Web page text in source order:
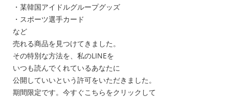
・某韓国アイドルグループグッズ
・スポーツ選手カード
など
売れる商品を見つけてきました。
その特別な方法を、私のLINEを
いつも読んでくれているあなたに
公開していいという許可をいただきました。
期間限定です。今すぐこちらをクリックして